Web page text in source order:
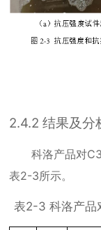
2.4.2结果及分
科洛产品对
表2-3所示。
表2-3 科洛产品